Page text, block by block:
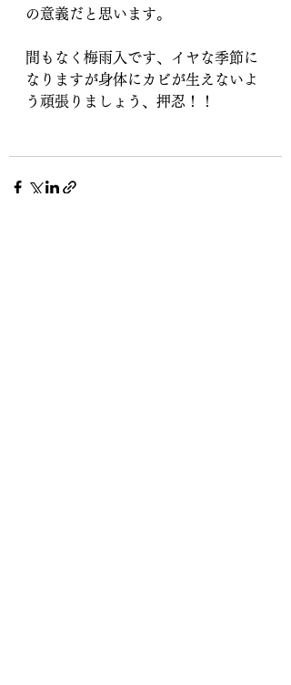
の意義だと思います。
間もなく梅雨入です、イヤな季節に
なりますが身体にカビが生えないよ
う頑張りましょう、押忍！！